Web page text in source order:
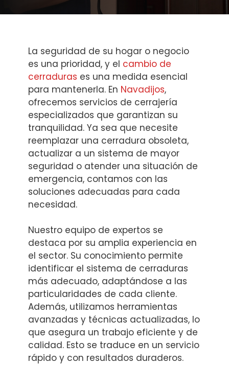
La seguridad de su hogar o negocio
es una prioridad, y el cambio de
cerraduras es una medida esencial
para mantenerla. En Navadijos,
ofrecemos servicios de cerrajería
especializados que garantizan su
tranquilidad. Ya sea que necesite
reemplazar una cerradura obsoleta,
actualizar a un sistema de mayor
seguridad o atender una situación de
emergencia, contamos con las
soluciones adecuadas para cada
necesidad.
Nuestro equipo de expertos se
destaca por su amplia experiencia en
el sector. Su conocimiento permite
identificar el sistema de cerraduras
más adecuado, adaptándose a las
particularidades de cada cliente.
Además, utilizamos herramientas
avanzadas y técnicas actualizadas, lo
que asegura un trabajo eficiente y de
calidad. Esto se traduce en un servicio
rápido y con resultados duraderos.